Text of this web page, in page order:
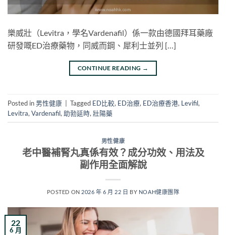
樂威壯（Levitra，學名Vardenafil）係一款由德國拜耳藥廠
研發嘅ED治療藥物，同威而鋼、犀利士並列 […]
CONTINUE READING →
Posted in 男性健康 | Tagged ED比較, ED治療, ED治療香港, Levifil,
Levitra, Vardenafil, 助勃延時, 壯陽藥
男性健康
老中醫補腎丸真係有效？成分功效、用法及
副作用全面解說
POSTED ON 2026 年 6 月 22 日 BY NOAH健康團隊
22
6 月